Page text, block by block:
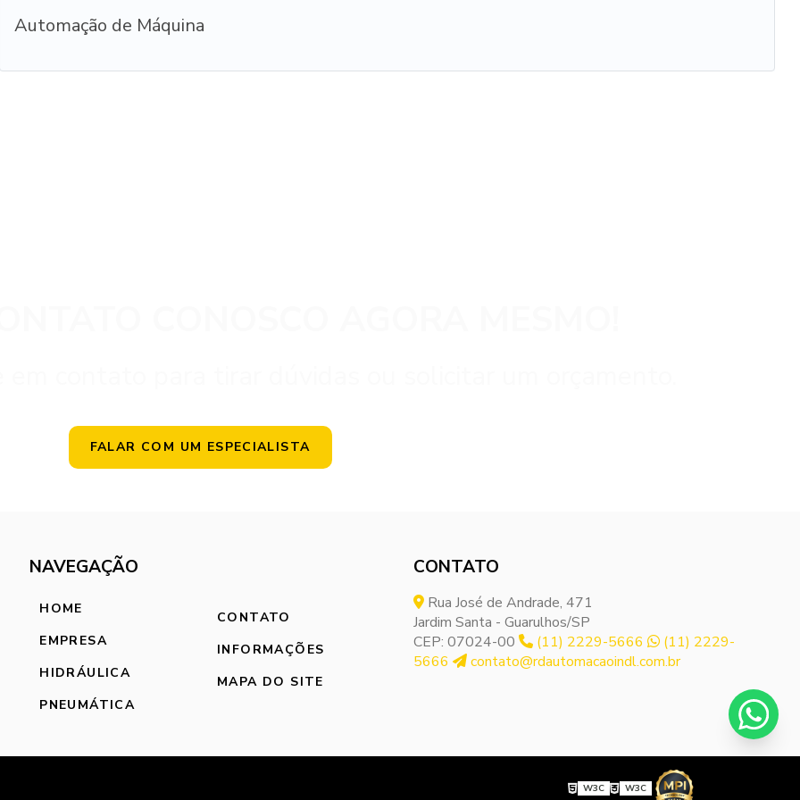
Automação de Máquina
FALAR COM UM ESPECIALISTA
NAVEGAÇÃO
HOME
EMPRESA
HIDRÁULICA
PNEUMÁTICA
CONTATO
INFORMAÇÕES
MAPA DO SITE
CONTATO
Rua José de Andrade, 471
Jardim Santa - Guarulhos/SP
CEP: 07024-00
(11) 2229-5666
(11) 2229-
5666
contato@rdautomacaoindl.com.br
W3C W3C